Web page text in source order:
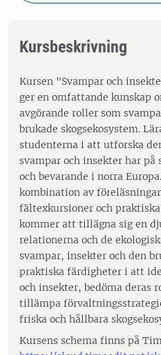
Kursbeskrivning
Kursen "Svampar och
ger en omfattande kunskap
avgörande roller som
brukade skogsekosystem.
studenterna i att utforska
svampar och insekter har på
och bevarande i norra
kombination av
fältexkursioner och
kommer att tillägna sig en
relationerna och de
svampar, insekter och den
praktiska färdigheter i att
och insekter, bedöma deras
tillämpa
friska och hållbara
Kursens schema finns på